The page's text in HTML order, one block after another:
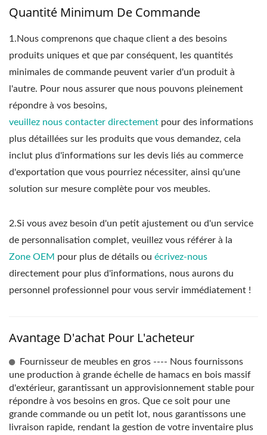
Quantité Minimum De Commande
1.Nous comprenons que chaque client a des besoins
produits uniques et que par conséquent, les quantités
minimales de commande peuvent varier d'un produit à
l'autre. Pour nous assurer que nous pouvons pleinement
répondre à vos besoins,
veuillez nous contacter directement pour des informations
plus détaillées sur les produits que vous demandez, cela
inclut plus d'informations sur les devis liés au commerce
d'exportation que vous pourriez nécessiter, ainsi qu'une
solution sur mesure complète pour vos meubles.
2.Si vous avez besoin d'un petit ajustement ou d'un service
de personnalisation complet, veuillez vous référer à la
Zone OEM pour plus de détails ou écrivez-nous
directement pour plus d'informations, nous aurons du
personnel professionnel pour vous servir immédiatement !
Avantage D'achat Pour L'acheteur
Fournisseur de meubles en gros ---- Nous fournissons
une production à grande échelle de hamacs en bois massif
d'extérieur, garantissant un approvisionnement stable pour
répondre à vos besoins en gros. Que ce soit pour une
grande commande ou un petit lot, nous garantissons une
livraison rapide, rendant la gestion de votre inventaire plus